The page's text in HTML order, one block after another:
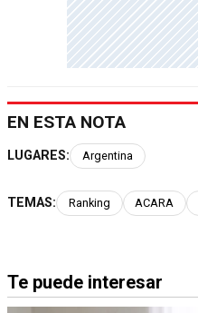
EN ESTA NOTA
LUGARES: Argentina
TEMAS: Ranking ACARA